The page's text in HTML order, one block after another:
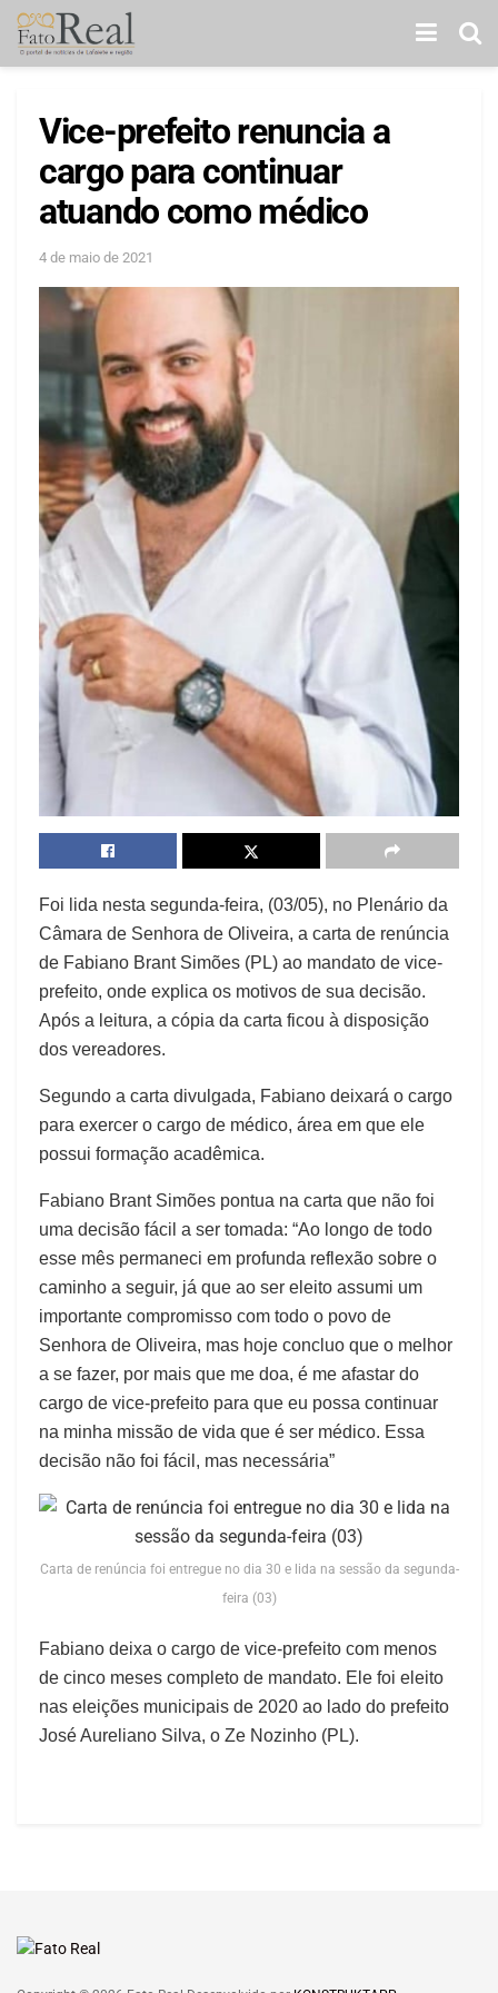
Vice-prefeito renuncia a
cargo para continuar
atuando como médico
4 de maio de 2021
Foi lida nesta segunda-feira, (03/05), no Plenário da
Câmara de Senhora de Oliveira, a carta de renúncia
de Fabiano Brant Simões (PL) ao mandato de vice-
prefeito, onde explica os motivos de sua decisão.
Após a leitura, a cópia da carta ficou à disposição
dos vereadores.
Segundo a carta divulgada, Fabiano deixará o cargo
para exercer o cargo de médico, área em que ele
possui formação acadêmica.
Fabiano Brant Simões pontua na carta que não foi
uma decisão fácil a ser tomada: “Ao longo de todo
esse mês permaneci em profunda reflexão sobre o
caminho a seguir, já que ao ser eleito assumi um
importante compromisso com todo o povo de
Senhora de Oliveira, mas hoje concluo que o melhor
a se fazer, por mais que me doa, é me afastar do
cargo de vice-prefeito para que eu possa continuar
na minha missão de vida que é ser médico. Essa
decisão não foi fácil, mas necessária”
Carta de renúncia foi entregue no dia 30 e lida na sessão da segunda-
feira (03)
Fabiano deixa o cargo de vice-prefeito com menos
de cinco meses completo de mandato. Ele foi eleito
nas eleições municipais de 2020 ao lado do prefeito
José Aureliano Silva, o Ze Nozinho (PL).